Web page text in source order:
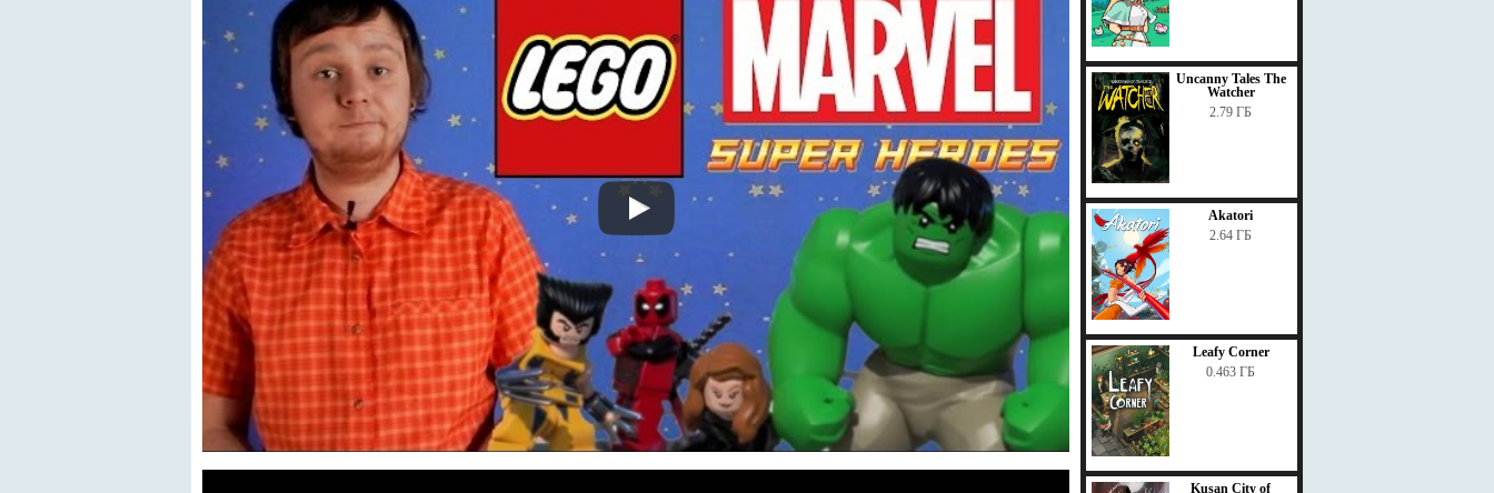
Uncanny Tales The
Watcher
2.79 ГБ
Akatori
2.64 ГБ
Leafy Corner
0.463 ГБ
Kusan City of